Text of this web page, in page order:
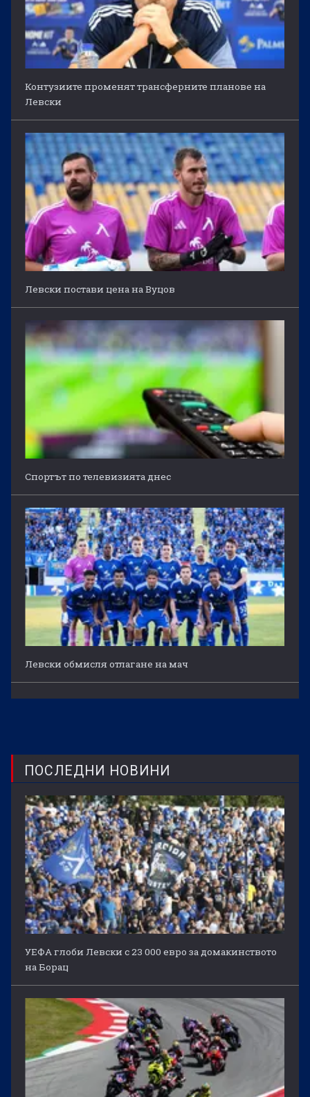
Контузиите променят трансферните планове на
Левски
Левски постави цена на Вуцов
Спортът по телевизията днес
Левски обмисля отлагане на мач
ПОСЛЕДНИ НОВИНИ
УЕФА глоби Левски с 23 000 евро за домакинството
на Борац